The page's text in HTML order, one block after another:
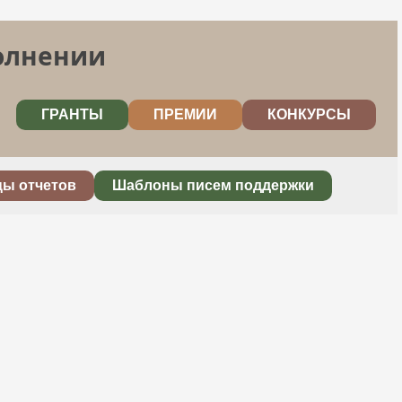
ГРАНТЫ ПРЕМИИ КОНКУРСЫ
отчетов Шаблоны писем поддержки